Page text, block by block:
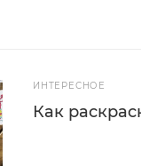
ИНТЕРЕСНОЕ
Как